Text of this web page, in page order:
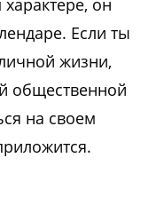
Если ты
жизни,
общественной
на своем